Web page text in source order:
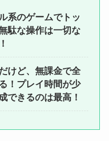
系のゲームでトッ
駄な操作は一切な
けど、無課金で全
！プレイ時間が少
できるのは最高！